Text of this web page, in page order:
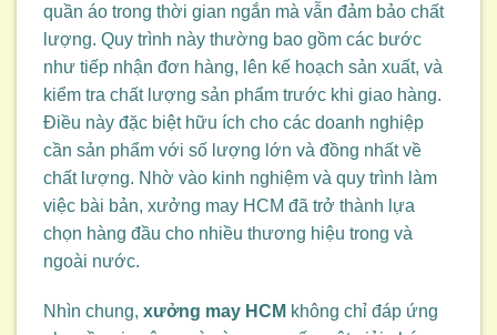
quần áo trong thời gian ngắn mà vẫn đảm bảo chất
lượng. Quy trình này thường bao gồm các bước
như tiếp nhận đơn hàng, lên kế hoạch sản xuất, và
kiểm tra chất lượng sản phẩm trước khi giao hàng.
Điều này đặc biệt hữu ích cho các doanh nghiệp
cần sản phẩm với số lượng lớn và đồng nhất về
chất lượng. Nhờ vào kinh nghiệm và quy trình làm
việc bài bản, xưởng may HCM đã trở thành lựa
chọn hàng đầu cho nhiều thương hiệu trong và
ngoài nước.
Nhìn chung, xưởng may HCM không chỉ đáp ứng